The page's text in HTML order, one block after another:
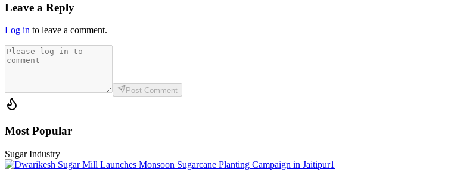
Leave a Reply
Log in to leave a comment.
Post Comment
Most Popular
Sugar Industry
1